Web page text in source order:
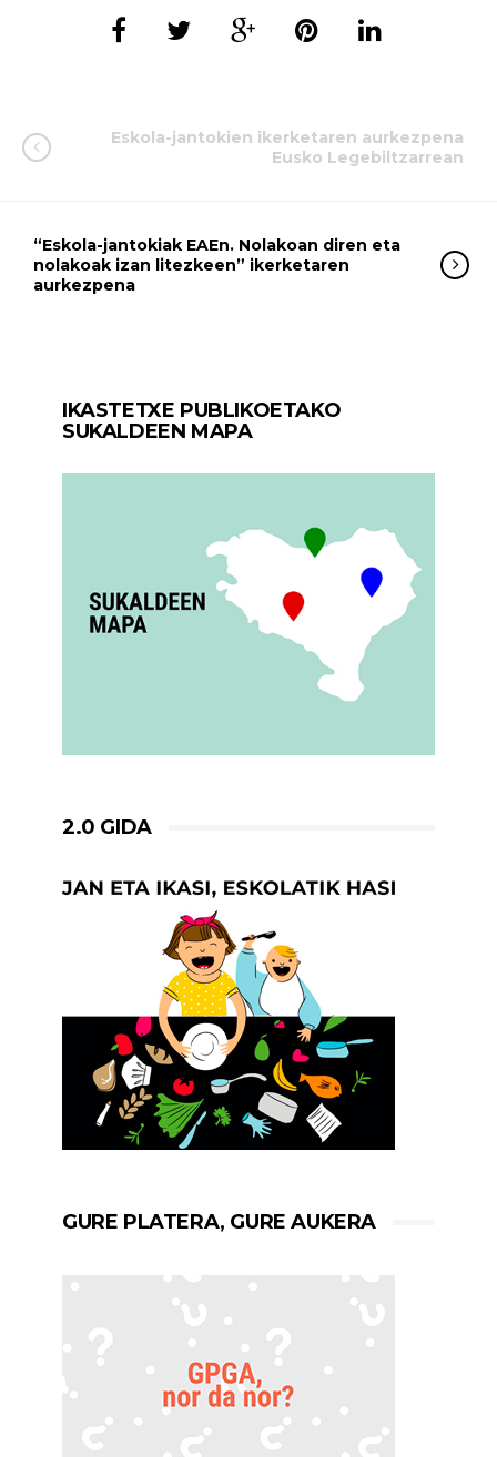
Eskola-jantokien ikerketaren aurkezpena
Eusko Legebiltzarrean
“Eskola-jantokiak EAEn. Nolakoan diren eta
nolakoak izan litezkeen” ikerketaren
aurkezpena
IKASTETXE PUBLIKOETAKO
SUKALDEEN MAPA
2.0 GIDA
GURE PLATERA, GURE AUKERA